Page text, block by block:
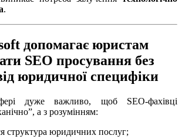
.
допомагає юристам
SEO просування без
юридичної специфіки
дуже важливо, щоб SEO-фахівці
а з розумінням:
структура юридичних послуг;